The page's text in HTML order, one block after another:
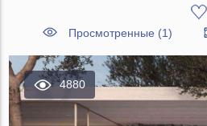
Просмотренные (1)
4880